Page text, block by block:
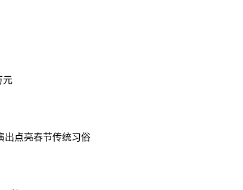
元
出点亮春节传统习俗